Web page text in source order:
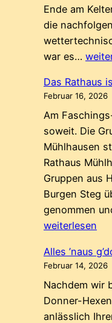
Ende am
die
war es… Das
der
Das Rathaus
Februar 16, 2026
Am
soweit. Die
Mühlhausen
Rathaus
Gruppen aus
Burgen Steg
genommen
weiterlesen
Alles ’naus
Februar 14, 2026
Nachdem wir
Donner-
anlässlich